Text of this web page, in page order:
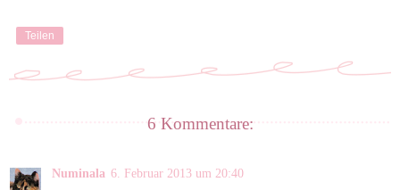
Teilen
6 Kommentare:
Numinala 6. Februar 2013 um 20:40